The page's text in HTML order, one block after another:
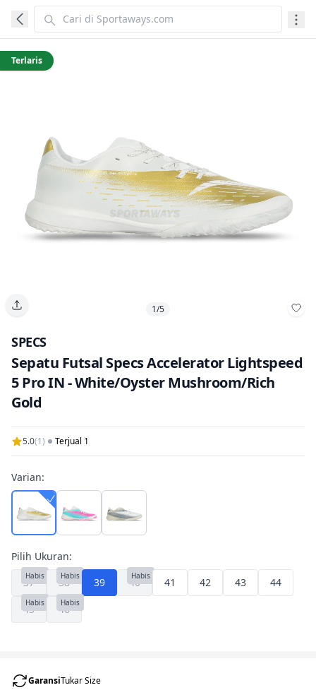
Terlaris
1/5
SPECS
Sepatu Futsal Specs Accelerator Lightspeed
5 Pro IN - White/Oyster Mushroom/Rich
Gold
5.0(1) Terjual 1
Varian:
Pilih Ukuran:
37
Habis 38
Habis 39 40
Habis 41 42 43
44
45
Habis 46
Habis
GaransiTukar Size